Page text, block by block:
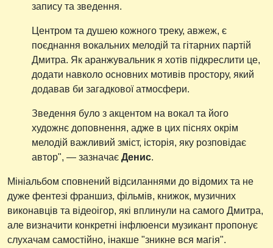
запису та зведення.
Центром та душею кожного треку, авжеж, є
поєднання вокальних мелодій та гітарних партій
Дмитра. Як аранжувальник я хотів підкреслити це,
додати навколо основних мотивів простору, який
додавав би загадкової атмосфери.
Зведення було з акцентом на вокал та його
художнє доповнення, адже в цих піснях окрім
мелодій важливий зміст, історія, яку розповідає
автор", — зазначає Денис.
Мініальбом сповнений відсиланнями до відомих та не
дуже фентезі франшиз, фільмів, книжок, музичних
виконавців та відеоігор, які вплинули на самого Дмитра,
але визначити конкретні інфлюенси музикант пропонує
слухачам самостійно, інакше "зникне вся магія".